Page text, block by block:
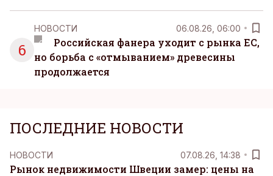
6
НОВОСТИ 06.08.26, 06:00
Российская фанера уходит с рынка ЕС,
но борьба с «отмыванием» древесины
продолжается
ПОСЛЕДНИЕ НОВОСТИ
НОВОСТИ 07.08.26, 14:38
Рынок недвижимости Швеции замер: цены на